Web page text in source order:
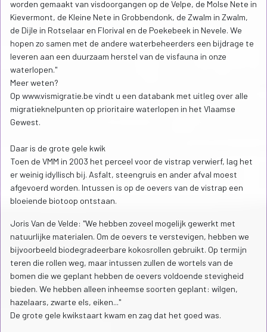
worden gemaakt van visdoorgangen op de Velpe, de Molse Nete in
Kievermont, de Kleine Nete in Grobbendonk, de Zwalm in Zwalm,
de Dijle in Rotselaar en Florival en de Poekebeek in Nevele. We
hopen zo samen met de andere waterbeheerders een bijdrage te
leveren aan een duurzaam herstel van de visfauna in onze
waterlopen."
Meer weten?
Op www.vismigratie.be vindt u een databank met uitleg over alle
migratieknelpunten op prioritaire waterlopen in het Vlaamse
Gewest.
Daar is de grote gele kwik
Toen de VMM in 2003 het perceel voor de vistrap verwierf, lag het
er weinig idyllisch bij. Asfalt, steengruis en ander afval moest
afgevoerd worden. Intussen is op de oevers van de vistrap een
bloeiende biotoop ontstaan.
Joris Van de Velde: "We hebben zoveel mogelijk gewerkt met
natuurlijke materialen. Om de oevers te verstevigen, hebben we
bijvoorbeeld biodegradeerbare kokosrollen gebruikt. Op termijn
teren die rollen weg, maar intussen zullen de wortels van de
bomen die we geplant hebben de oevers voldoende stevigheid
bieden. We hebben alleen inheemse soorten geplant: wilgen,
hazelaars, zwarte els, eiken..."
De grote gele kwikstaart kwam en zag dat het goed was.